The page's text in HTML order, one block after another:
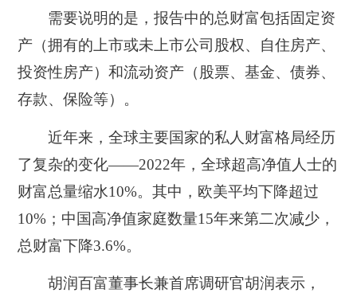
需要说明的是，报告中的总财富包括固定资
产（拥有的上市或未上市公司股权、自住房产、
投资性房产）和流动资产（股票、基金、债券、
存款、保险等）。
近年来，全球主要国家的私人财富格局经历
了复杂的变化——2022年，全球超高净值人士的
财富总量缩水10%。其中，欧美平均下降超过
10%；中国高净值家庭数量15年来第二次减少，
总财富下降3.6%。
胡润百富董事长兼首席调研官胡润表示，